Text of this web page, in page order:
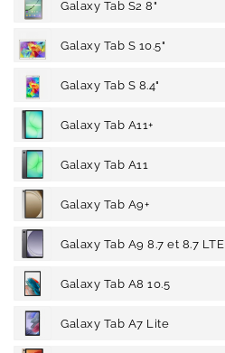
Galaxy Tab S2 8"
Galaxy Tab S 10.5"
Galaxy Tab S 8.4"
Galaxy Tab A11+
Galaxy Tab A11
Galaxy Tab A9+
Galaxy Tab A9 8.7 et 8.7 LTE
Galaxy Tab A8 10.5
Galaxy Tab A7 Lite